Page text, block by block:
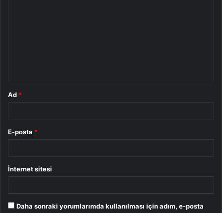
Ad *
E-posta *
İnternet sitesi
Daha sonraki yorumlarımda kullanılması için adım, e-posta